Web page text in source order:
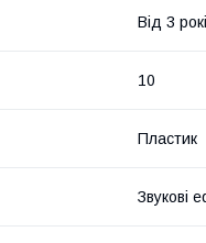
Від 3
10
Пластик
Звукові